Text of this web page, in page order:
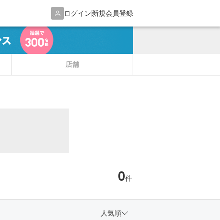
ログイン新規会員登録
店舗
0件
人気順